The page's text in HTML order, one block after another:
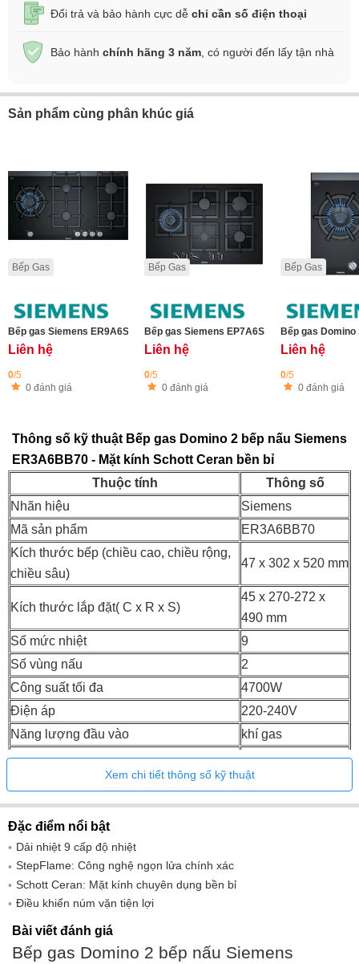
Đổi trả và bảo hành cực dễ chỉ cần số điện thoại
Bảo hành chính hãng 3 năm , có người đến lấy tận nhà
Sản phẩm cùng phân khúc giá
Bếp Gas
Bếp gas Siemens ER9A6SB70 iQ700
Liên hệ
0/5
0 đánh giá
Bếp Gas
Bếp gas Siemens EP7A6SB20 iQ500 75cm - 5
Liên hệ
0/5
0 đánh giá
Bếp Gas
Bếp gas
Liên hệ
0/5
0 đánh giá
Thông số kỹ thuật Bếp gas Domino 2 bếp nấu Siemens
ER3A6BB70 - Mặt kính Schott Ceran bền bỉ
Thuộc tính
Thông số
Nhãn hiệu
Siemens
Mã sản phẩm
ER3A6BB70
Kích thước bếp (chiều cao, chiều rộng,
chiều sâu)
47 x 302 x 520 mm
Kích thước lắp đặt( C x R x S)
45 x 270-272 x
490 mm
Số mức nhiệt
9
Số vùng nấu
2
Công suất tối đa
4700W
Điện áp
220-240V
Năng lượng đầu vào
khí gas
Chiều dài dây dẫn
100 cm
Xem chi tiết thông số kỹ thuật
Đặc điểm nổi bật
Dải nhiệt 9 cấp độ nhiệt
StepFlame: Công nghệ ngọn lửa chính xác
Schott Ceran: Mặt kính chuyên dụng bền bỉ
Điều khiển núm vặn tiện lợi
Bài viết đánh giá
Bếp gas Domino 2 bếp nấu Siemens